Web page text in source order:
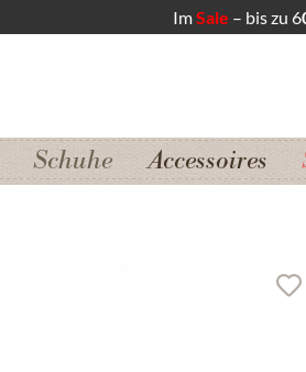
ImSale – bis zu 6
Schuhe Accessoires